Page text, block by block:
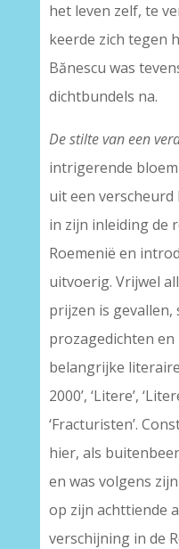
het leven zelf, te
keerde zich tegen
Bănescu was
dichtbundels na.
De stilte van een
intrigerende
uit een verscheurd
in zijn inleiding de
Roemenië en
uitvoerig. Vrijwel
prijzen is gevallen,
prozagedichten en
belangrijke
2000’, ‘Litere’,
‘Fracturisten’.
hier, als
en was volgens
op zijn achttiende
verschijning in de